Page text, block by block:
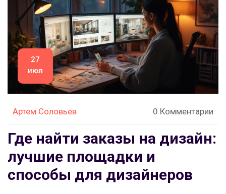
27
июл
Артем Соловьев 0 Комментарии
Где найти заказы на дизайн:
лучшие площадки и
способы для дизайнеров